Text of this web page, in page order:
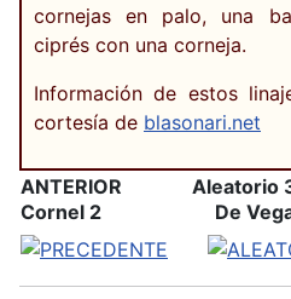
cornejas en palo, una
ciprés con una corneja.
Información de estos
cortesía de blasonari.net
ANTERIOR
Cornel 2
Aleatorio
De